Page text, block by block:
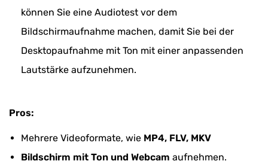
können Sie eine Audiotest vor dem
Bildschirmaufnahme machen, damit Sie bei der
Desktopaufnahme mit Ton mit einer anpassenden
Lautstärke aufzunehmen.
Pros:
Mehrere Videoformate, wie MP4, FLV, MKV
Bildschirm mit Ton und Webcam aufnehmen.